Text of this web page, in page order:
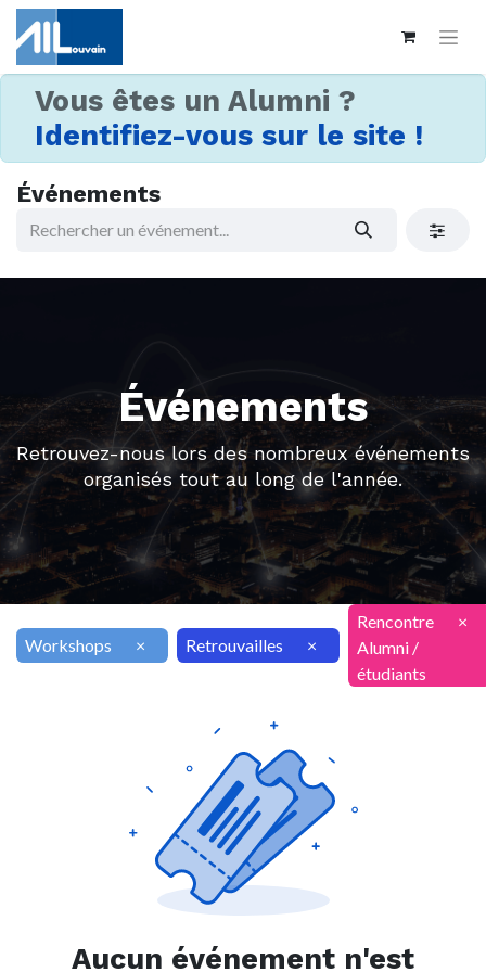
Vous êtes un Alumni ?
Identifiez-vous sur le site !
Événements
Événements
Retrouvez-nous lors des nombreux événements
organisés tout au long de l'année.
Workshops × Retrouvailles ×
Rencontre
Alumni /
étudiants
×
Aucun événement n'est